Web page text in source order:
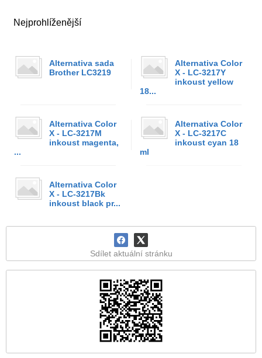
Nejprohlíženější
Alternativa sada
Brother LC3219
Alternativa Color
X - LC-3217Y
inkoust yellow
18...
Alternativa Color
X - LC-3217M
inkoust magenta,
...
Alternativa Color
X - LC-3217C
inkoust cyan 18
ml
Alternativa Color
X - LC-3217Bk
inkoust black pr...
Sdílet aktuální stránku